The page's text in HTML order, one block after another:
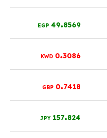
49.8569
EGP
0.3086
KWD
0.7418
GBP
157.824
JPY